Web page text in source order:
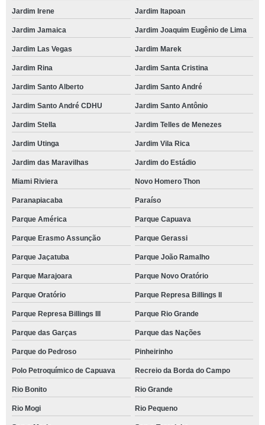
Jardim Irene Jardim Itapoan
Jardim Jamaica Jardim Joaquim Eugênio de Lima
Jardim Las Vegas Jardim Marek
Jardim Rina Jardim Santa Cristina
Jardim Santo Alberto Jardim Santo André
Jardim Santo André CDHU Jardim Santo Antônio
Jardim Stella Jardim Telles de Menezes
Jardim Utinga Jardim Vila Rica
Jardim das Maravilhas Jardim do Estádio
Miami Riviera Novo Homero Thon
Paranapiacaba Paraíso
Parque América Parque Capuava
Parque Erasmo Assunção Parque Gerassi
Parque Jaçatuba Parque João Ramalho
Parque Marajoara Parque Novo Oratório
Parque Oratório Parque Represa Billings II
Parque Represa Billings III Parque Rio Grande
Parque das Garças Parque das Nações
Parque do Pedroso Pinheirinho
Polo Petroquímico de Capuava Recreio da Borda do Campo
Rio Bonito Rio Grande
Rio Mogi Rio Pequeno